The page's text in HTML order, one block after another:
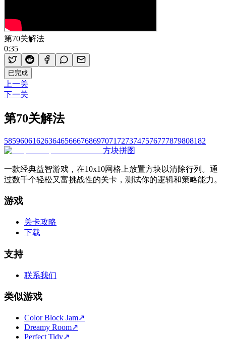
第70关解法
0:35
已完成
上一关
下一关
第70关解法
5859606162636465666768697071 7273747576777879808182
方块拼图
一款经典益智游戏，在10x10网格上放置方块以清除行列。通
过数千个轻松又富挑战性的关卡，测试你的逻辑和策略能力。
游戏
关卡攻略
下载
支持
联系我们
类似游戏
Color Block Jam↗️
Dreamy Room↗️
Perfect Tidy↗️